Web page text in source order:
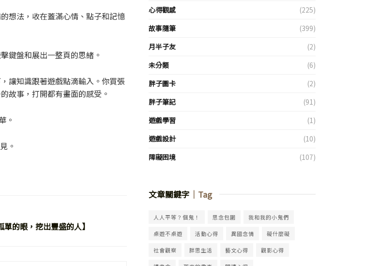
想法，收在蓋滿心情、點子和記憶
鍵盤和展出一整頁的思緒。
讓知識跟著遊戲點滴輸入。你買張
故事，打開都有畫面的感受。
。
。
單的眼，挖出豐盛的人】
心得觀感
(225)
故事隨筆
(399)
月半子友
(2)
未分類
(6)
胖子圖卡
(2)
胖子筆記
(91)
遊戲學習
(1)
遊戲設計
(10)
障礙困境
(107)
文章關鍵字 ｜Tag
人人平等？個鬼！ 思念包圍 我和我的小鬼們
桌遊不桌遊 活動心得 異國念情 礙什麼礙
社會觀察 胖思生活 藝文心得 觀影心得